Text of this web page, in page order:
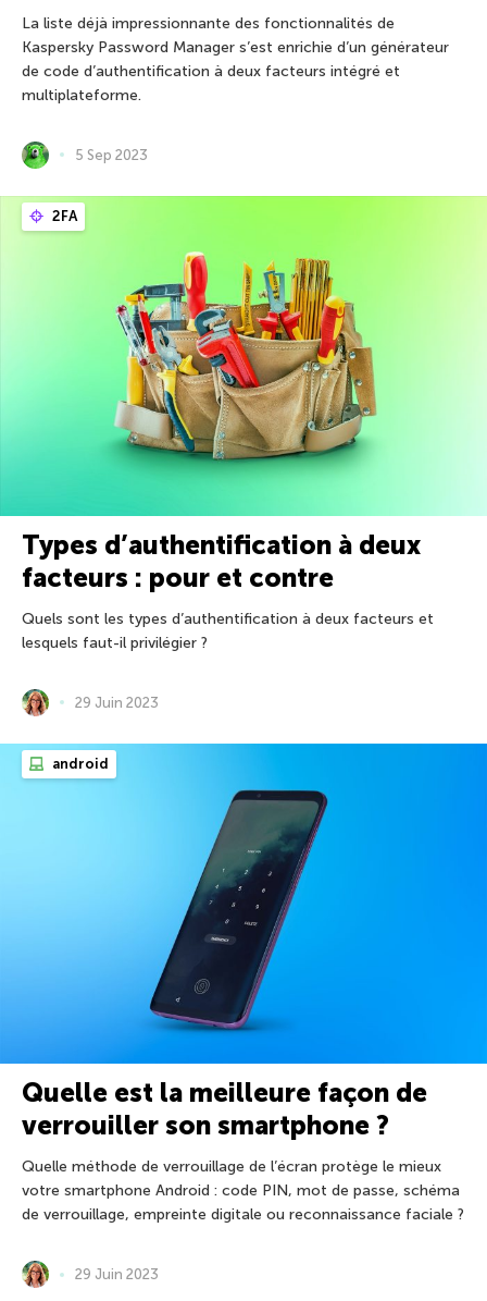
La liste déjà impressionnante des fonctionnalités de
Kaspersky Password Manager s’est enrichie d’un générateur
de code d’authentification à deux facteurs intégré et
multiplateforme.
5 Sep 2023
2FA
Types d’authentification à deux
facteurs : pour et contre
Quels sont les types d’authentification à deux facteurs et
lesquels faut-il privilégier ?
29 Juin 2023
android
Quelle est la meilleure façon de
verrouiller son smartphone ?
Quelle méthode de verrouillage de l’écran protège le mieux
votre smartphone Android : code PIN, mot de passe, schéma
de verrouillage, empreinte digitale ou reconnaissance faciale ?
29 Juin 2023